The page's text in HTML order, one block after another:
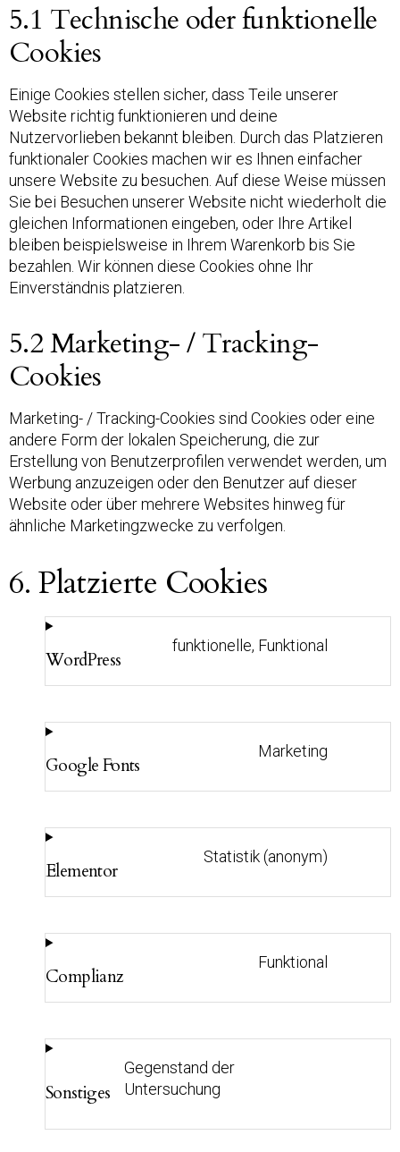
5.1 Technische oder funktionelle
Cookies
Einige Cookies stellen sicher, dass Teile unserer
Website richtig funktionieren und deine
Nutzervorlieben bekannt bleiben. Durch das Platzieren
funktionaler Cookies machen wir es Ihnen einfacher
unsere Website zu besuchen. Auf diese Weise müssen
Sie bei Besuchen unserer Website nicht wiederholt die
gleichen Informationen eingeben, oder Ihre Artikel
bleiben beispielsweise in Ihrem Warenkorb bis Sie
bezahlen. Wir können diese Cookies ohne Ihr
Einverständnis platzieren.
5.2 Marketing- / Tracking-
Cookies
Marketing- / Tracking-Cookies sind Cookies oder eine
andere Form der lokalen Speicherung, die zur
Erstellung von Benutzerprofilen verwendet werden, um
Werbung anzuzeigen oder den Benutzer auf dieser
Website oder über mehrere Websites hinweg für
ähnliche Marketingzwecke zu verfolgen.
6. Platzierte Cookies
WordPress
funktionelle, Funktional
Google Fonts
Marketing
Elementor
Statistik (anonym)
Complianz
Funktional
Sonstiges
Gegenstand der
Untersuchung